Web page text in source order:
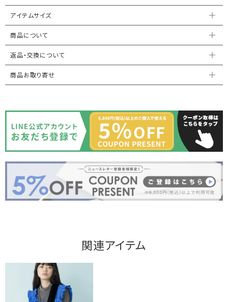
アイテムサイズ
商品について
返品・交換について
商品お取り寄せ
関連アイテム